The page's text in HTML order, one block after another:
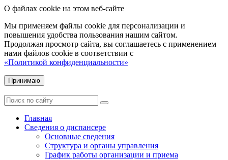
О файлах cookie на этом веб-сайте
Мы применяем файлы cookie для персонализации и
повышения удобства пользования нашим сайтом.
Продолжая просмотр сайта, вы соглашаетесь с применением
нами файлов cookie в соответствии с
«Политикой конфиденциальности»
Принимаю
Главная
Сведения о диспансере
Основные сведения
Структура и органы управления
График работы организации и приема